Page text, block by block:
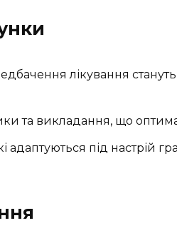
лікування
та викладання, що
адаптуються під настрій